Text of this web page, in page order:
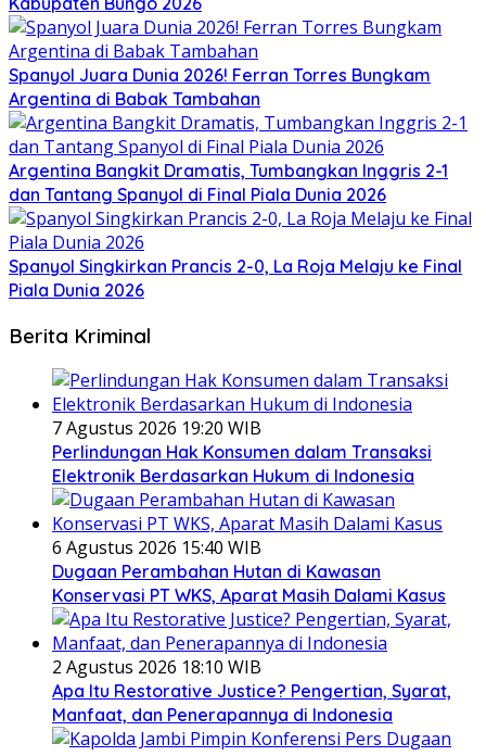
Spanyol Juara Dunia 2026! Ferran Torres Bungkam
Argentina di Babak Tambahan
Argentina Bangkit Dramatis, Tumbangkan Inggris 2-1
dan Tantang Spanyol di Final Piala Dunia 2026
Spanyol Singkirkan Prancis 2-0, La Roja Melaju ke Final
Piala Dunia 2026
Berita Kriminal
7 Agustus 2026 19:20 WIB
Perlindungan Hak Konsumen dalam Transaksi
Elektronik Berdasarkan Hukum di Indonesia
6 Agustus 2026 15:40 WIB
Dugaan Perambahan Hutan di Kawasan
Konservasi PT WKS, Aparat Masih Dalami Kasus
2 Agustus 2026 18:10 WIB
Apa Itu Restorative Justice? Pengertian, Syarat,
Manfaat, dan Penerapannya di Indonesia